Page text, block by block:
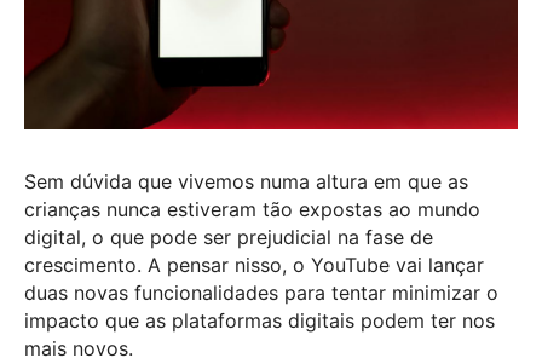
Sem dúvida que vivemos numa altura em que as
crianças nunca estiveram tão expostas ao mundo
digital, o que pode ser prejudicial na fase de
crescimento. A pensar nisso, o YouTube vai lançar
duas novas funcionalidades para tentar minimizar o
impacto que as plataformas digitais podem ter nos
mais novos.